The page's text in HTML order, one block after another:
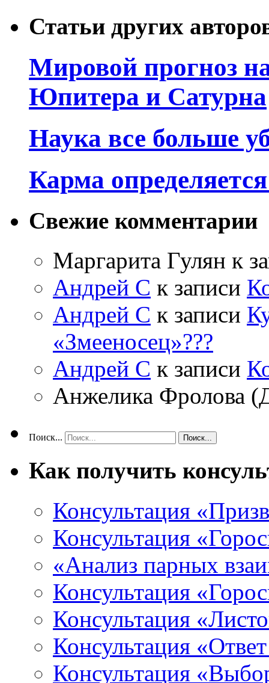
Статьи других
Мировой прогноз
Юпитера и Сатурна
Наука все больше
Карма
Свежие комментарии
Маргарита Гулян к
Андрей С к записи
Андрей С к записи
«Змееносец»???
Андрей С к записи
Анжелика Фролова
Поиск...
Как получить
Консультация
Консультация
«Анализ парных
Консультация
Консультация
Консультация
Консультация